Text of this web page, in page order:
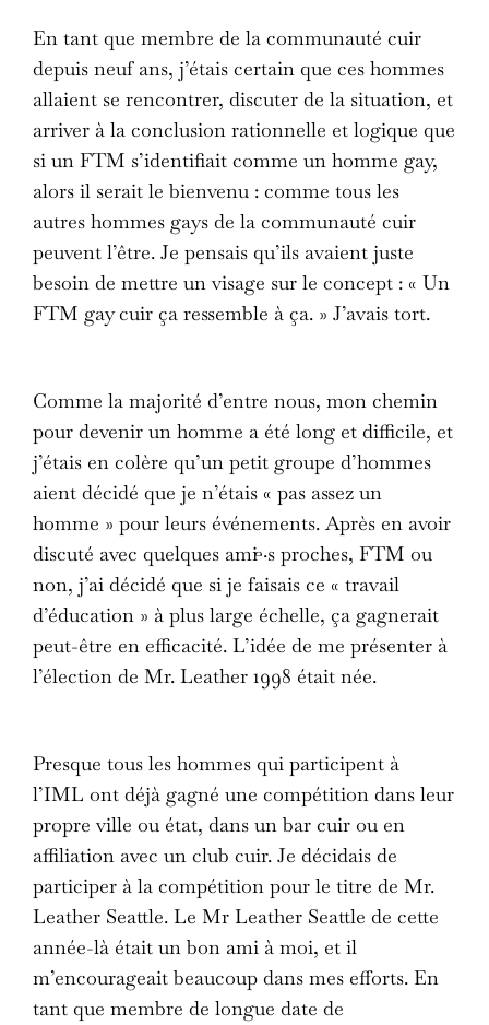
En tant que membre de la communauté cuir
depuis neuf ans, j’étais certain que ces hommes
allaient se rencontrer, discuter de la situation, et
arriver à la conclusion rationnelle et logique que
si un FTM s’identifiait comme un homme gay,
alors il serait le bienvenu : comme tous les
autres hommes gays de la communauté cuir
peuvent l’être. Je pensais qu’ils avaient juste
besoin de mettre un visage sur le concept : « Un
FTM gay cuir ça ressemble à ça. » J’avais tort.
Comme la majorité d’entre nous, mon chemin
pour devenir un homme a été long et difficile, et
j’étais en colère qu’un petit groupe d’hommes
aient décidé que je n’étais « pas assez un
homme » pour leurs événements. Après en avoir
discuté avec quelques ami·e·s proches, FTM ou
non, j’ai décidé que si je faisais ce « travail
d’éducation » à plus large échelle, ça gagnerait
peut-être en efficacité. L’idée de me présenter à
l’élection de Mr. Leather 1998 était née.
Presque tous les hommes qui participent à
l’IML ont déjà gagné une compétition dans leur
propre ville ou état, dans un bar cuir ou en
affiliation avec un club cuir. Je décidais de
participer à la compétition pour le titre de Mr.
Leather Seattle. Le Mr Leather Seattle de cette
année-là était un bon ami à moi, et il
m’encourageait beaucoup dans mes efforts. En
tant que membre de longue date de